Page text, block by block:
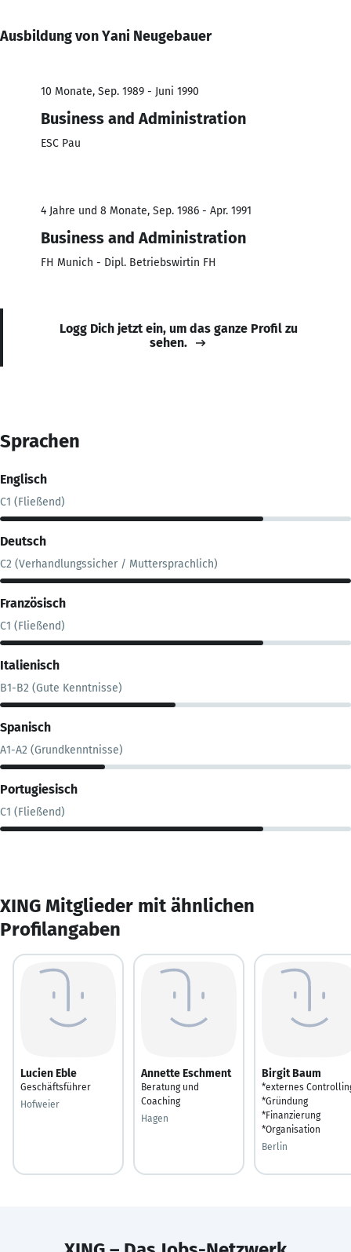
Ausbildung von Yani Neugebauer
10 Monate, Sep. 1989 - Juni 1990
Business and Administration
ESC Pau
4 Jahre und 8 Monate, Sep. 1986 - Apr. 1991
Business and Administration
FH Munich - Dipl. Betriebswirtin FH
Logg Dich jetzt ein, um das ganze Profil zu
sehen.
Sprachen
Englisch
C1 (Fließend)
Deutsch
C2 (Verhandlungssicher / Muttersprachlich)
Französisch
C1 (Fließend)
Italienisch
B1-B2 (Gute Kenntnisse)
Spanisch
A1-A2 (Grundkenntnisse)
Portugiesisch
C1 (Fließend)
XING Mitglieder mit ähnlichen
Profilangaben
Lucien Eble
Geschäftsführer
Hofweier
Annette Eschment
Beratung und
Coaching
Hagen
Birgit Baum
*externes
*Gründung
*Finanzierung
*Organisation
Berlin